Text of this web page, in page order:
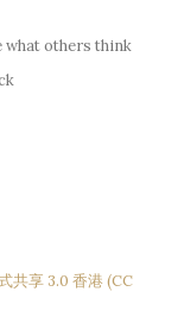
what others think
共享 3.0 香港 (CC